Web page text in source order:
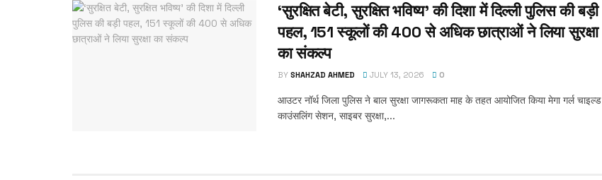
‘सुरक्षित बेटी, सुरक्षित भविष्य’ की दिशा में दिल्ली पुलिस की बड़ी
पहल, 151 स्कूलों की 400 से अधिक छात्राओं ने लिया सुरक्षा
का संकल्प
BY SHAHZAD AHMED JULY 13, 2026 0
आउटर नॉर्थ जिला पुलिस ने बाल सुरक्षा जागरूकता माह के तहत आयोजित किया मेगा गर्ल चाइल्ड
काउंसलिंग सेशन, साइबर सुरक्षा,...